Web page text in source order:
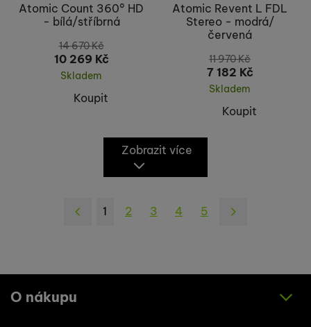
Atomic Count 360° HD
- bílá/stříbrná
14 670Kč
10 269 Kč
Skladem
Koupit
Atomic Revent L FDL
Stereo - modrá/
červená
11 970Kč
7 182 Kč
Skladem
Koupit
Zobrazit více
1 2 3 4 5
následující
O nákupu